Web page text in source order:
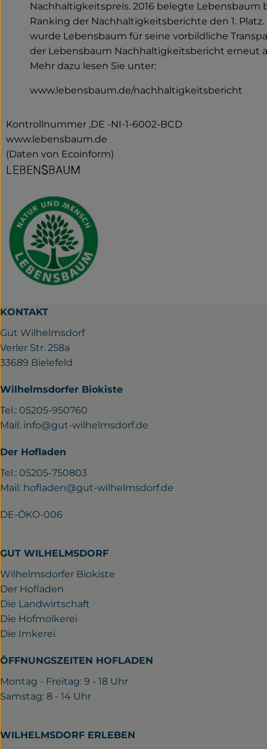
Nachhaltigkeitspreis. 2016 belegte Lebensbaum
Ranking der Nachhaltigkeitsberichte den 1.
wurde Lebensbaum für seine vorbildliche
der Lebensbaum Nachhaltigkeitsbericht erneut
Mehr dazu lesen Sie unter:
www.lebensbaum.de/nachhaltigkeitsbericht
Kontrollnummer ,DE -NI-1-6002-BCD
www.lebensbaum.de
(Daten von Ecoinform)
LEBENSBAUM
KONTAKT
Gut Wilhelmsdorf
Verler Str. 258a
33689 Bielefeld
Wilhelmsdorfer Biokiste
Tel.: 05205-950760
Mail: info@gut-wilhelmsdorf.de
Der Hofladen
Tel.: 05205-750803
Mail: hofladen@gut-wilhelmsdorf.de
DE-ÖKO-006
GUT WILHELMSDORF
Wilhelmsdorfer Biokiste
Der Hofladen
Die Landwirtschaft
Die Hofmolkerei
Die Imkerei
ÖFFNUNGSZEITEN HOFLADEN
Montag - Freitag: 9 - 18 Uhr
Samstag: 8 - 14 Uhr
WILHELMSDORF ERLEBEN